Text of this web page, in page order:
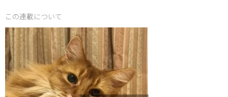
この連載について